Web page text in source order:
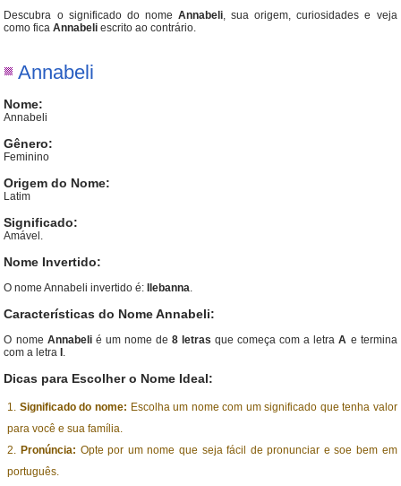
Descubra o significado do nome Annabeli, sua origem, curiosidades e veja
como ficaAnnabeli escrito ao contrário.
Annabeli
Nome:
Annabeli
Gênero:
Feminino
Origem do Nome:
Latim
Significado:
Amável.
Nome Invertido:
O nome Annabeli invertido é: Ilebanna.
Características do Nome Annabeli:
O nome Annabelié um nome de 8 letras que começa com a letraA e termina
com a letra .
Dicas para Escolher o Nome Ideal:
Significado do nome: Escolha um nome com um significado que tenha valor
para você e sua família.
Pronúncia: Opte por um nome que seja fácil de pronunciar e soe bem em
português.